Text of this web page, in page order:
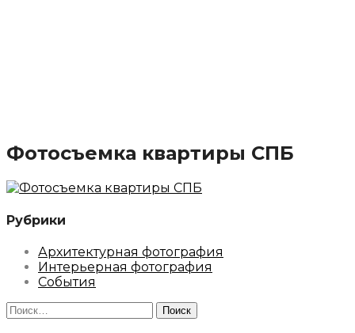
Фотосъемка квартиры СПБ
Рубрики
Архитектурная фотография
Интерьерная фотография
События
Найти: